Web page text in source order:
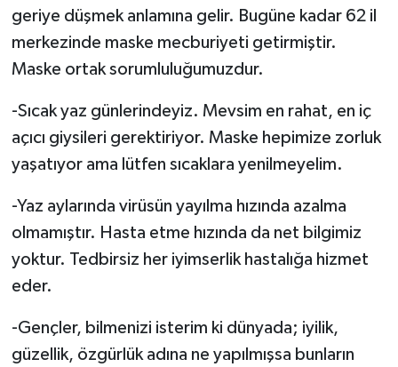
geriye düşmek anlamına gelir. Bugüne kadar 62 il
merkezinde maske mecburiyeti getirmiştir.
Maske ortak sorumluluğumuzdur.
-Sıcak yaz günlerindeyiz. Mevsim en rahat, en iç
açıcı giysileri gerektiriyor. Maske hepimize zorluk
yaşatıyor ama lütfen sıcaklara yenilmeyelim.
-Yaz aylarında virüsün yayılma hızında azalma
olmamıştır. Hasta etme hızında da net bilgimiz
yoktur. Tedbirsiz her iyimserlik hastalığa hizmet
eder.
-Gençler, bilmenizi isterim ki dünyada; iyilik,
güzellik, özgürlük adına ne yapılmışsa bunların